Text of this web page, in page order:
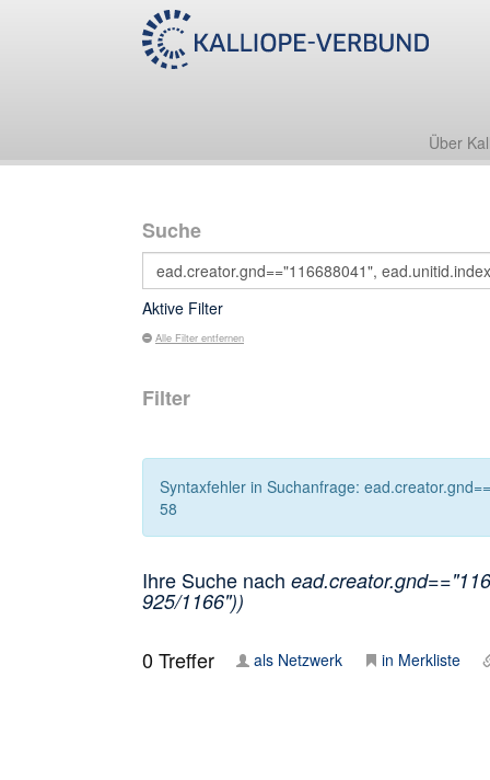
Über
Suche
Aktive Filter
Alle Filter entfernen
Filter
Syntaxfehler in Suchanfrage:
58
Ihre Suche nach
925/1166"))
0Treffer als Netzwerk in Merkliste